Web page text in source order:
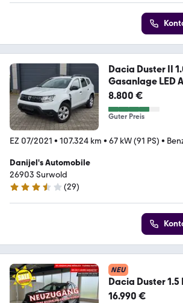
Dacia Duster II
Gasanlage LED
8.800 €
Guter Preis
EZ 07/2021 • 107.324 km • 67 kW (91 PS) •
Danijel's Automobile
26903 Surwold
3.3 Sterne
(29)
NEU
Dacia Duster 1.5
16.990 €